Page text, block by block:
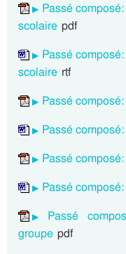
Passé
scolaire pdf
Passé
scolaire rtf
Passé
Passé
Passé
Passé
Passé
groupe pdf